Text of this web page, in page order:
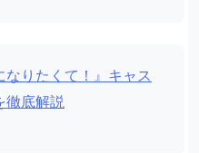
なりたくて！』キャス
徹底解説